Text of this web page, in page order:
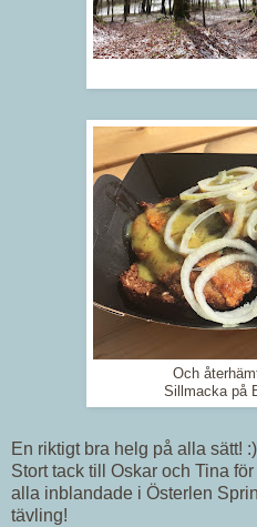
Och
Sillmacka på
En riktigt bra helg på alla sätt! :)
Stort tack till Oskar och Tina
alla inblandade i Österlen
tävling!